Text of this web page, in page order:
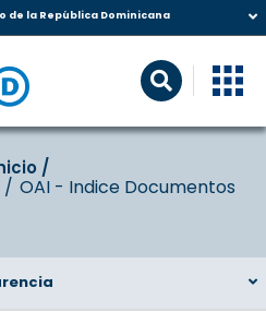
de la República Dominicana
/‎
OAI - Indice Documentos